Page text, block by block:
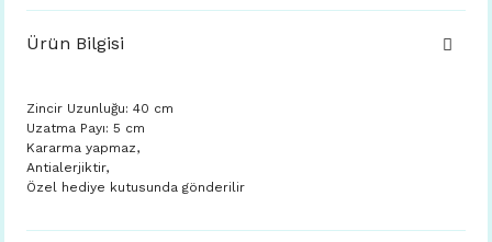
Ürün Bilgisi
Zincir Uzunluğu: 40 cm
Uzatma Payı: 5 cm
Kararma yapmaz,
Antialerjiktir,
Özel hediye kutusunda gönderilir